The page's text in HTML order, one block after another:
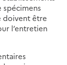
spécimens
doivent être
l’entretien